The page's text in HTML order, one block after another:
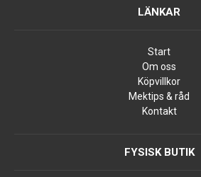
LÄNKAR
Start
Om oss
Köpvillkor
Mektips & råd
Kontakt
FYSISK BUTIK